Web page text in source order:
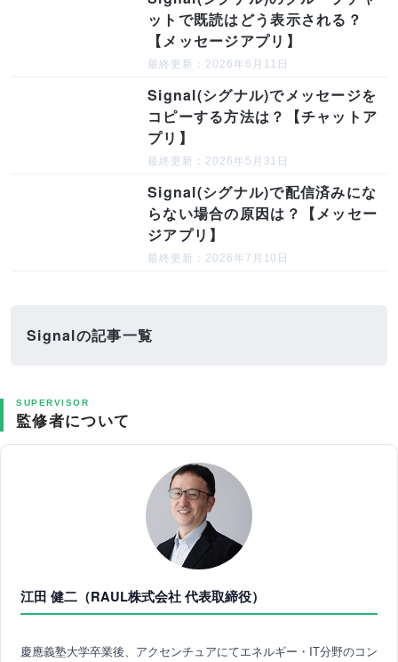
ットで既読はどう表示される？
【メッセージアプリ】
最終更新：2026年6月11日
Signal(シグナル)でメッセージを
コピーする方法は？【チャットア
プリ】
最終更新：2026年5月31日
Signal(シグナル)で配信済みにな
らない場合の原因は？【メッセー
ジアプリ】
最終更新：2026年7月10日
Signalの記事一覧
SUPERVISOR
監修者について
江田 健二（RAUL株式会社 代表取締役）
慶應義塾大学卒業後、アクセンチュアにてエネルギー・IT分野のコン